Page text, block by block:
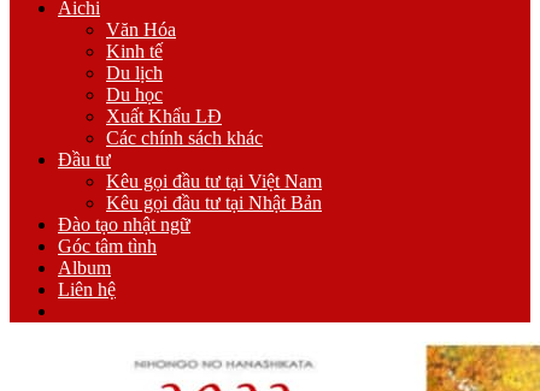
Aichi
Văn Hóa
Kinh tế
Du lịch
Du học
Xuất Khẩu LĐ
Các chính sách khác
Đầu tư
Kêu gọi đầu tư tại Việt Nam
Kêu gọi đầu tư tại Nhật Bản
Đào tạo nhật ngữ
Góc tâm tình
Album
Liên hệ